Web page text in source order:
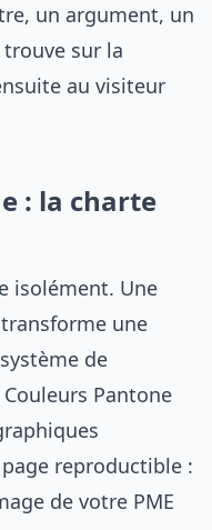
un argument, un
sur la
au visiteur
: la charte
isolément. Une
une
de
Pantone
reproductible :
de votre PME